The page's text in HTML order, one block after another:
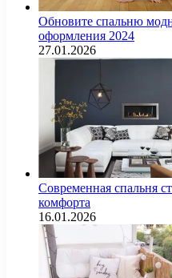
Обновите спальню
оформления 2024
27.01.2026
Современная спальня
комфорта
16.01.2026